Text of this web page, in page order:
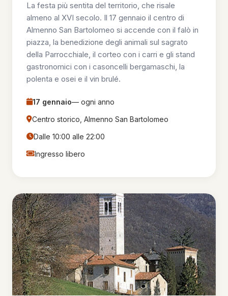
La festa più sentita del territorio, che risale
almeno al XVI secolo. Il 17 gennaio il centro di
Almenno San Bartolomeo si accende con il falò in
piazza, la benedizione degli animali sul sagrato
della Parrocchiale, il corteo con i carri e gli stand
gastronomici con i casoncelli bergamaschi, la
polenta e osei e il vin brulé.
17 gennaio— ogni anno
Centro storico, Almenno San Bartolomeo
Dalle 10:00 alle 22:00
Ingresso libero